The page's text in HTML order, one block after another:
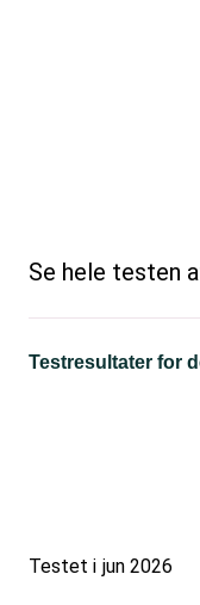
Se hele testen
Testresultater for
Testet i jun 2026